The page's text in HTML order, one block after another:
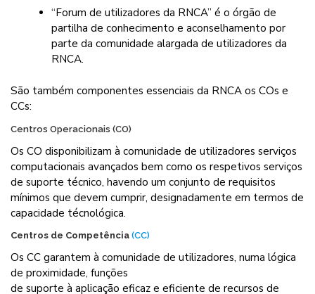
“Forum de utilizadores da RNCA” é o órgão de
partilha de conhecimento e aconselhamento por
parte da comunidade alargada de utilizadores da
RNCA.
São também componentes essenciais da RNCA os COs e
CCs:
Centros Operacionais (CO)
Os CO disponibilizam à comunidade de utilizadores serviços
computacionais avançados bem como os respetivos serviços
de suporte técnico, havendo um conjunto de requisitos
mínimos que devem cumprir, designadamente em termos de
capacidade técnológica.
Centros de Competência (CC)
Os CC garantem à comunidade de utilizadores, numa lógica
de proximidade, funções
de suporte à aplicação eficaz e eficiente de recursos de